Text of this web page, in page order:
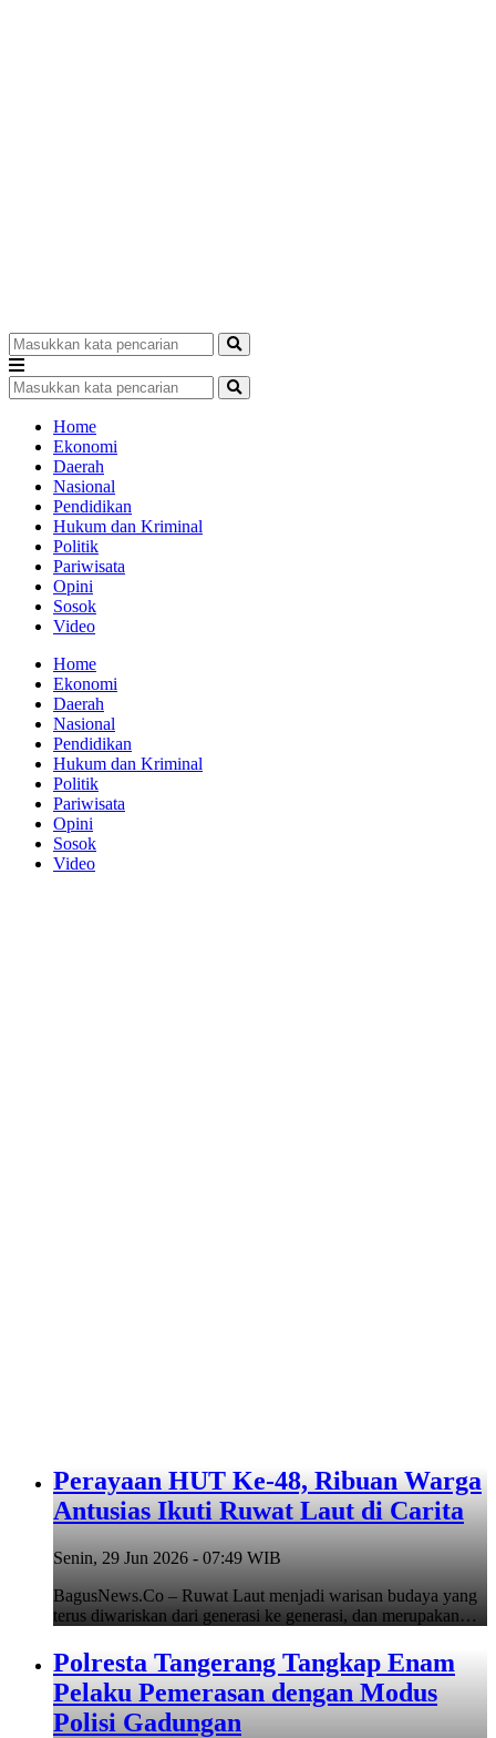
Home
Ekonomi
Daerah
Nasional
Pendidikan
Hukum dan Kriminal
Politik
Pariwisata
Opini
Sosok
Video
Home
Ekonomi
Daerah
Nasional
Pendidikan
Hukum dan Kriminal
Politik
Pariwisata
Opini
Sosok
Video
Perayaan HUT Ke-48, Ribuan Warga
Antusias Ikuti Ruwat Laut di Carita
Senin, 29 Jun 2026 - 07:49 WIB
BagusNews.Co – Ruwat Laut menjadi warisan budaya yang
terus diwariskan dari generasi ke generasi, dan merupakan…
Polresta Tangerang Tangkap Enam
Pelaku Pemerasan dengan Modus
Polisi Gadungan